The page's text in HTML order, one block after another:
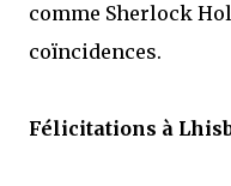
comme Sherlock
coïncidences.
Félicitations à